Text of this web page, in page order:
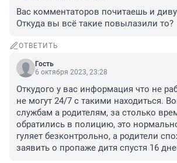
Вас комментаторов почитаешь и
Откуда вы всё такие повылазили то?
ОТВЕТИТЬ
Гость
6 октября 2023, 23:28
Откудого у вас информация что не
не могут 24/7 с такими находиться.
службам а родителям, за столько
обратились в полицию, это
гуляет безконтрольно, а родители
заявить о пропаже дитя спустя 16